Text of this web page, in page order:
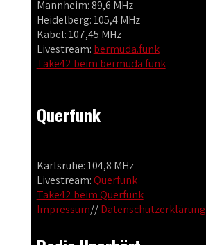
Mannheim: 89,6 MHz
Heidelberg: 105,4 MHz
Kabel: 107,45 MHz
Livestream: bermuda.funk
Take42 beim bermuda.funk
Querfunk
Karlsruhe: 104,8 MHz
Livestream:Querfunk
Take42 beim Querfunk
Impressum//Datenschutzerklärung